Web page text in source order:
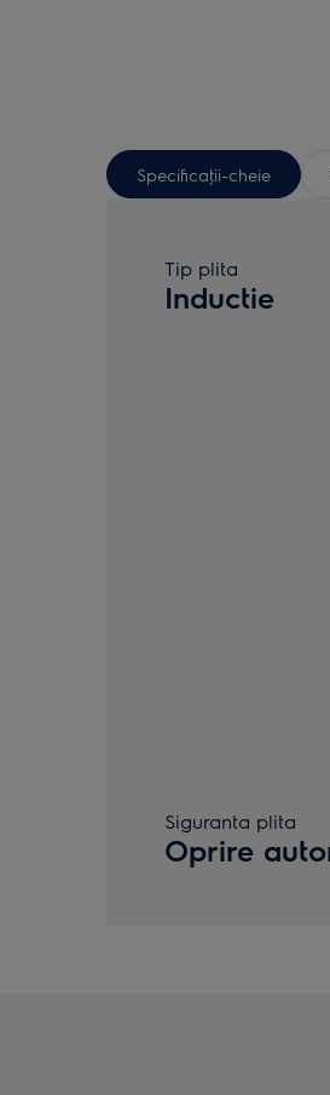
Specificaţii-cheie
Tip plita
Inductie
Siguranta plita
Oprire